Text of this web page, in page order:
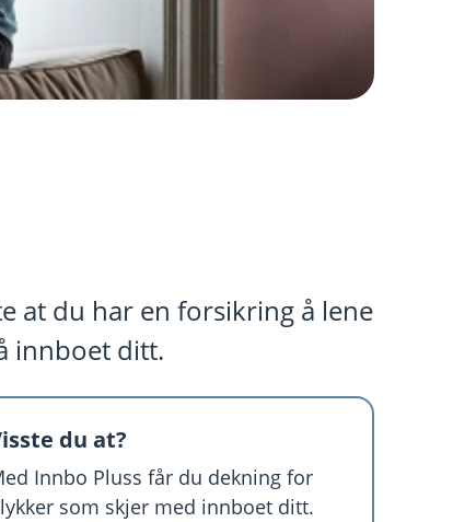
at du har en forsikring å lene
innboet ditt.
du at?
Innbo Pluss får du dekning for
som skjer med innboet ditt.